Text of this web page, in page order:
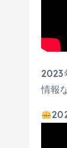
2023
情報